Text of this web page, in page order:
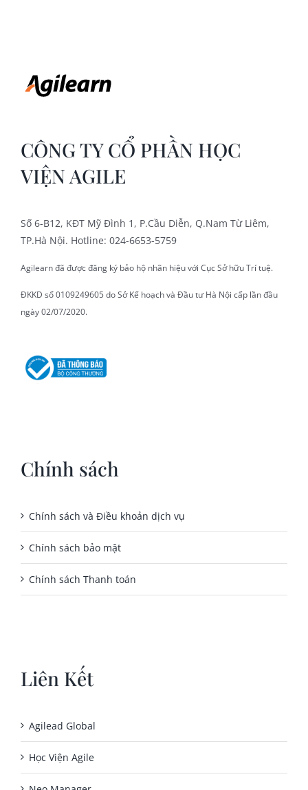
CÔNG TY CỔ PHẦN HỌC
VIỆN AGILE
Số 6-B12, KĐT Mỹ Đình 1, P.Cầu Diễn, Q.Nam Từ Liêm,
TP.Hà Nội. Hotline: 024-6653-5759
Agilearn đã được đăng ký bảo hộ nhãn hiệu với Cục Sở hữu Trí tuệ.
ĐKKD số 0109249605 do Sở Kế hoạch và Đầu tư Hà Nội cấp lần đầu
ngày 02/07/2020.
Chính sách
Chính sách và Điều khoản dịch vụ
Chính sách bảo mật
Chính sách Thanh toán
Liên Kết
Agilead Global
Học Viện Agile